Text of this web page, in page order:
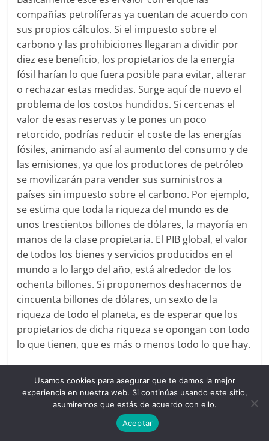
compañías petrolíferas ya cuentan de acuerdo con
sus propios cálculos. Si el impuesto sobre el
carbono y las prohibiciones llegaran a dividir por
diez ese beneficio, los propietarios de la energía
fósil harían lo que fuera posible para evitar, alterar
o rechazar estas medidas. Surge aquí de nuevo el
problema de los costos hundidos. Si cercenas el
valor de esas reservas y te pones un poco
retorcido, podrías reducir el coste de las energías
fósiles, animando así al aumento del consumo y de
las emisiones, ya que los productores de petróleo
se movilizarán para vender sus suministros a
países sin impuesto sobre el carbono. Por ejemplo,
se estima que toda la riqueza del mundo es de
unos trescientos billones de dólares, la mayoría en
manos de la clase propietaria. El PIB global, el valor
de todos los bienes y servicios producidos en el
mundo a lo largo del año, está alrededor de los
ochenta billones. Si proponemos deshacernos de
cincuenta billones de dólares, un sexto de la
riqueza de todo el planeta, es de esperar que los
propietarios de dicha riqueza se opongan con todo
lo que tienen, que es más o menos todo lo que hay.
* * *
Como si se tratara de una novela de mil páginas
con un MacGuffin o con alguna otra atrocidad
estilística en cada página, el Green New Deal
Usamos cookies para asegurar que te damos la mejor
experiencia en nuestra web. Si continúas usando este sitio,
asumiremos que estás de acuerdo con ello.
Aceptar